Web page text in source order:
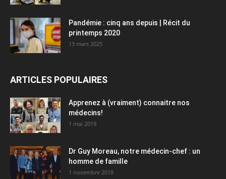
Pandémie : cinq ans depuis | Récit du
printemps 2020
13 mars 2025
ARTICLES POPULAIRES
Apprenez à (vraiment) connaitre nos
médecins!
1 mai 2019
Dr Guy Moreau, notre médecin-chef : un
homme de famille
1 novembre 2018